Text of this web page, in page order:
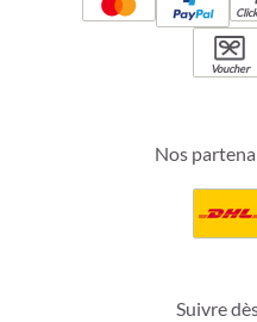
Voucher
Nos
Suivre